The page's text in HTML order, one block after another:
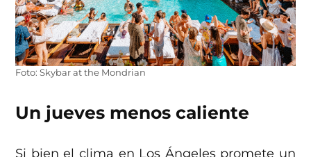
Foto: Skybar at the Mondrian
Un jueves menos caliente
Si bien el clima en Los Ángeles promete un